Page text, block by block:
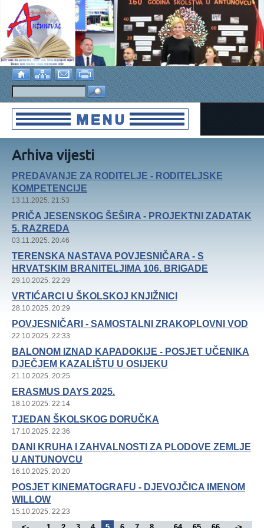
Arhiva vijesti
PREDAVANJE ZA RODITELJE - RODITELJSKE
KOMPETENCIJE
13.11.2025. 21:53
PRIČA JESENSKOG ŠEŠIRA - PROJEKTNI ZADATAK
5. RAZREDA
03.11.2025. 20:46
TERENSKA NASTAVA POVJESNIČARA - S
HRVATSKIM BRANITELJIMA 106. BRIGADE
29.10.2025. 22:29
VRTIĆARCI U ŠKOLSKOJ KNJIŽNICI
28.10.2025. 20:29
POVJESNIČARI - SAMOSTALNI ZRAKOPLOVNI VOD
22.10.2025. 22:33
BALONOM IZNAD KAPADOKIJE - POSJET UČENIKA
DJEČJEM KAZALIŠTU U OSIJEKU
21.10.2025. 20:25
ERASMUS DAYS 2025.
18.10.2025. 22:14
TJEDAN ŠKOLSKOG DORUČKA
17.10.2025. 22:36
DANI KRUHA I ZAHVALNOSTI ZA PLODOVE ZEMLJE
U ANTUNOVCU
16.10.2025. 20:20
POSJET KINEMATOGRAFU - DJEVOJČICA IMENOM
WILLOW
15.10.2025. 22:23